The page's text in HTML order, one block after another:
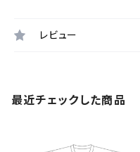
レビュー
最近チェックした商品